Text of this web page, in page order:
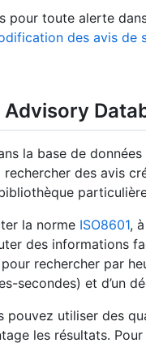
pour toute alerte
des avis de
la base de
des avis
la norme ISO8601,
des informations
rechercher par
secondes) et d’un
pouvez utiliser des
les résultats.